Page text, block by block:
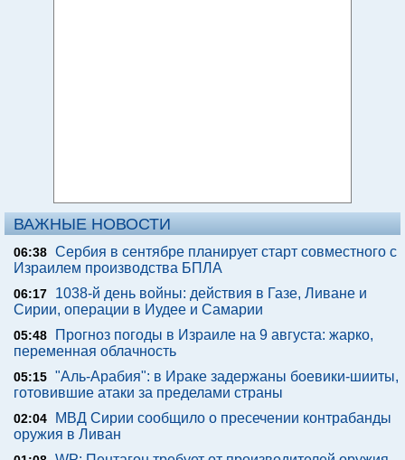
ВАЖНЫЕ НОВОСТИ
06:38 Сербия в сентябре планирует старт совместного с
Израилем производства БПЛА
06:17
1038-й день войны: действия в Газе, Ливане и
Сирии, операции в Иудее и Самарии
05:48
Прогноз погоды в Израиле на 9 августа: жарко,
переменная облачность
05:15 "Аль-Арабия": в Ираке задержаны боевики-шииты,
готовившие атаки за пределами страны
02:04
МВД Сирии сообщило о пресечении контрабанды
оружия в Ливан